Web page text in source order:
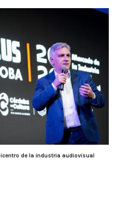
de la industria audiovisual